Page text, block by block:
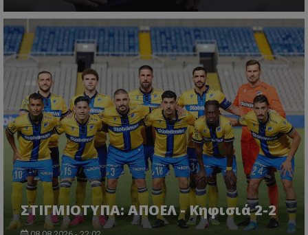
ΣΤΙΓΜΙΟΤΥΠΑ: ΑΠΟΕΛ - Κηφισιά 2-2